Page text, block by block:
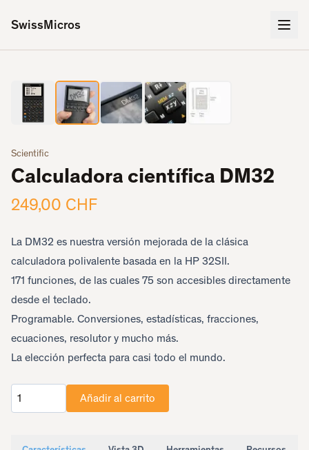
SwissMicros
Scientific
Calculadora científica DM32
249,00 CHF
La DM32 es nuestra versión mejorada de la clásica
calculadora polivalente basada en la HP 32SII.
171 funciones, de las cuales 75 son accesibles directamente
desde el teclado.
Programable. Conversiones, estadísticas, fracciones,
ecuaciones, resolutor y mucho más.
La elección perfecta para casi todo el mundo.
Cantidad
Añadir al carrito